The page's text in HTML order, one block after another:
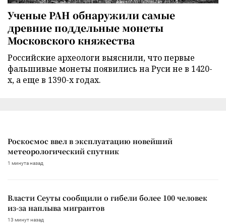
Ученые РАН обнаружили самые
древние поддельные монеты
Московского княжества
Российские археологи выяснили, что первые
фальшивые монеты появились на Руси не в 1420-
х, а еще в 1390-х годах.
Роскосмос ввел в эксплуатацию новейший
метеорологический спутник
1 минута назад
Власти Сеуты сообщили о гибели более 100 человек
из-за наплыва мигрантов
13 минут назад